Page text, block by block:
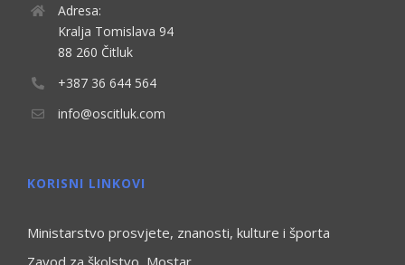
Adresa:
Kralja Tomislava 94
88 260 Čitluk
+387 36 644 564
info@oscitluk.com
KORISNI LINKOVI
Ministarstvo prosvjete, znanosti, kulture i športa